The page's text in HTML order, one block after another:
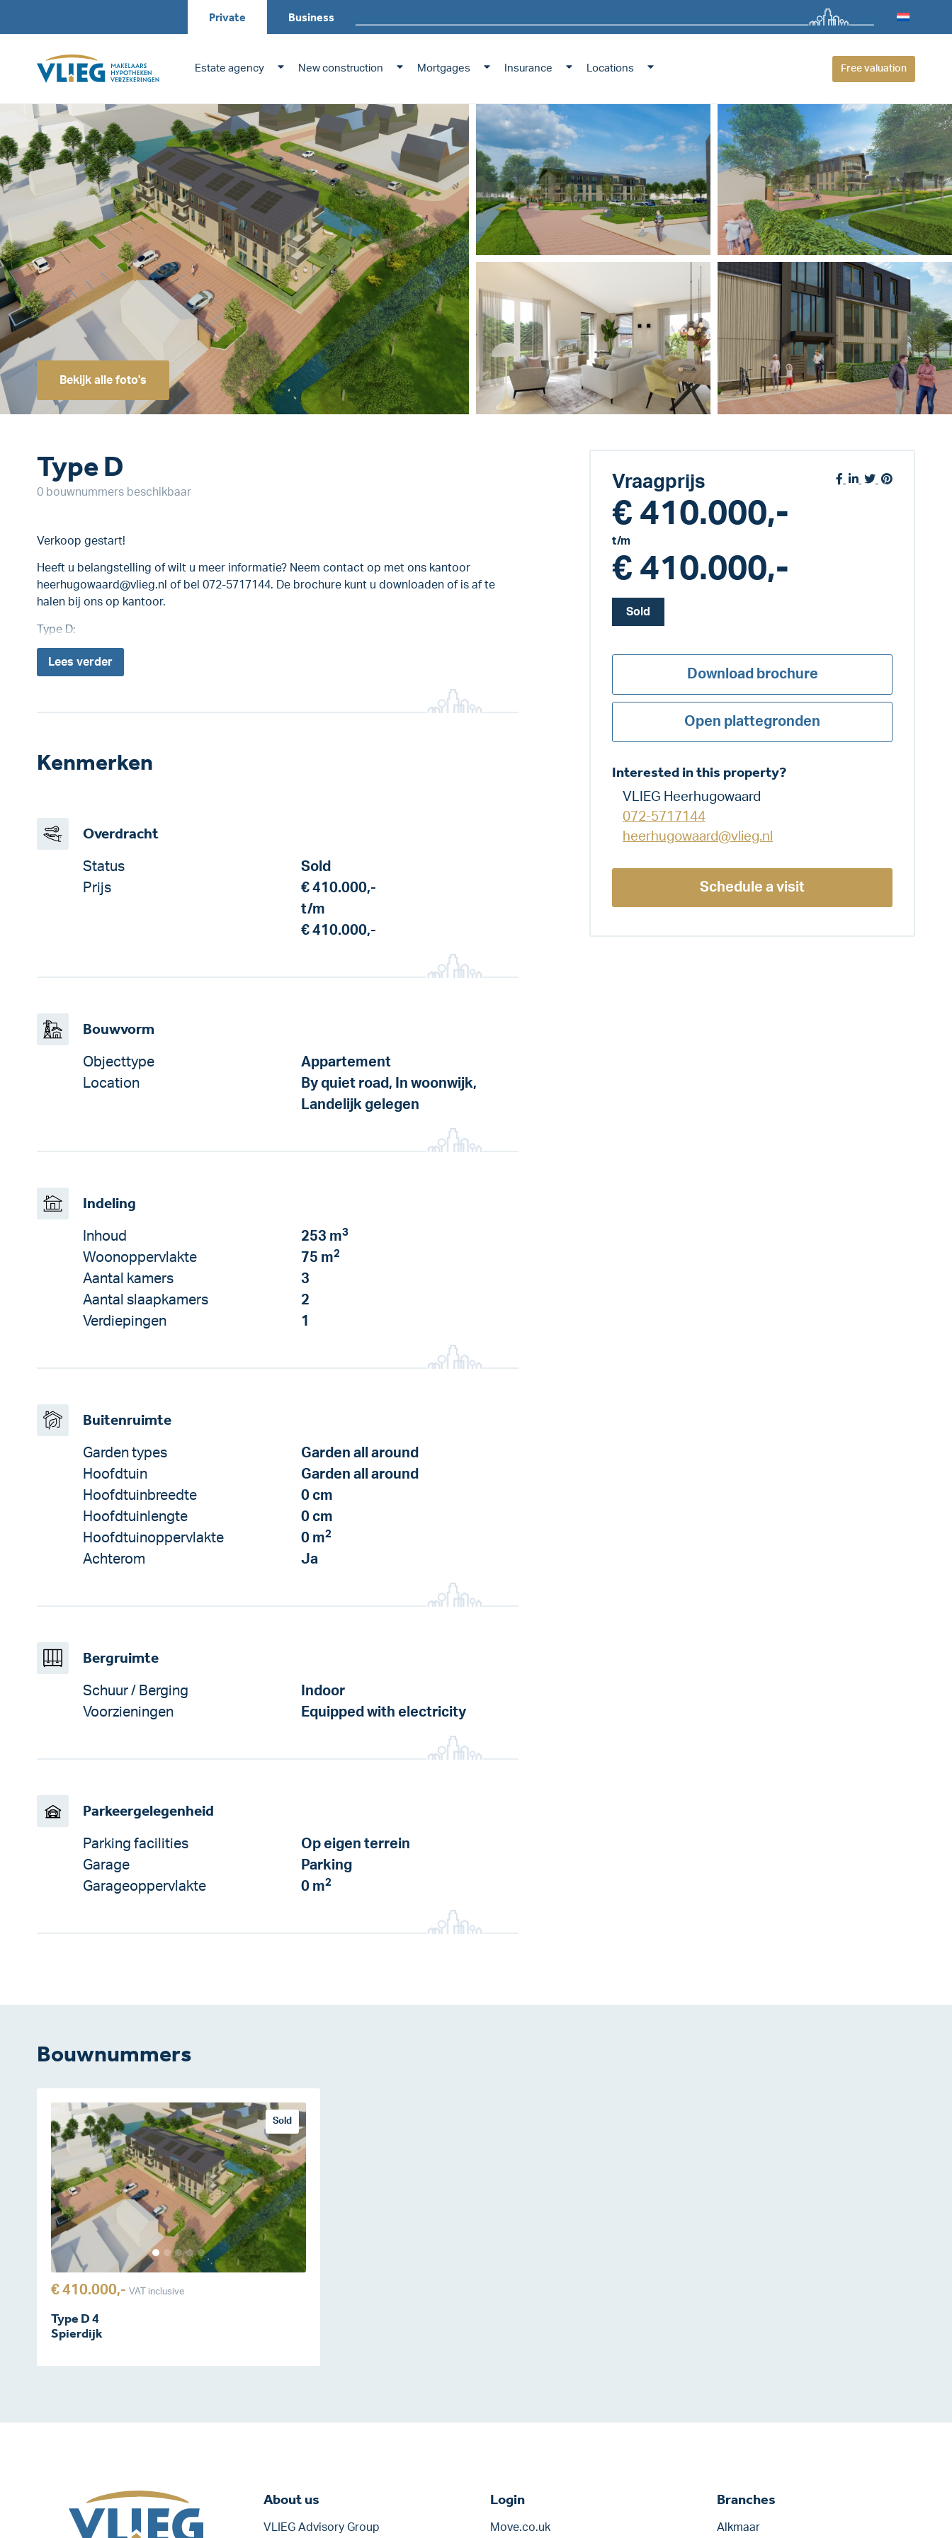
Private Business
Estate agency New construction Mortgages Insurance Locations Free valuation
Bekijk alle foto's
Type D
0 bouwnummers beschikbaar
Verkoop gestart!
Heeft u belangstelling of wilt u meer informatie? Neem contact op met ons kantoor
heerhugowaard@vlieg.nl of bel 072-5717144. De brochure kunt u downloaden of is af te
halen bij ons op kantoor.
Type D:
Lees verder
Kenmerken
Overdracht
Status
Sold
Prijs
€ 410.000,-
t/m
€ 410.000,-
Bouwvorm
Objecttype
Appartement
Location
By quiet road, In woonwijk,
Landelijk gelegen
Indeling
Inhoud 253 m3
Woonoppervlakte 75 m2
Aantal kamers
3
Aantal slaapkamers
2
Verdiepingen
1
Buitenruimte
Garden types
Garden all around
Hoofdtuin
Garden all around
Hoofdtuinbreedte
0 cm
Hoofdtuinlengte
0 cm
Hoofdtuinoppervlakte
0 m2
Achterom Ja
Bergruimte
Schuur / Berging
Indoor
Voorzieningen
Equipped with electricity
Parkeergelegenheid
Parking facilities
Op eigen terrein
Garage
Parking
Garageoppervlakte
0 m2
Vraagprijs
€ 410.000,-
t/m
€ 410.000,-
Sold
Download brochure
Open plattegronden
Interested in this property?
VLIEG Heerhugowaard
072-5717144
heerhugowaard@vlieg.nl
Schedule a visit
Bouwnummers
Sold
€ 410.000,- VAT inclusive
Type D 4
Spierdijk
About us
VLIEG Advisory Group
Login
Move.co.uk
Branches
Alkmaar